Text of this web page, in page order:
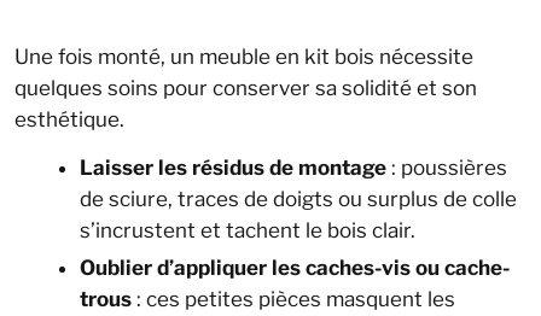
Une fois monté, un meuble en kit bois nécessite
quelques soins pour conserver sa solidité et son
esthétique.
Laisser les résidus de montage : poussières
de sciure, traces de doigts ou surplus de colle
s’incrustent et tachent le bois clair.
Oublier d’appliquer les caches-vis ou cache-
trous : ces petites pièces masquent les